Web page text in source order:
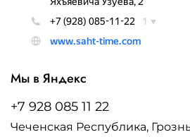
Мы в Яндекс
+7 928 085 11 22
Чеченская Республика,